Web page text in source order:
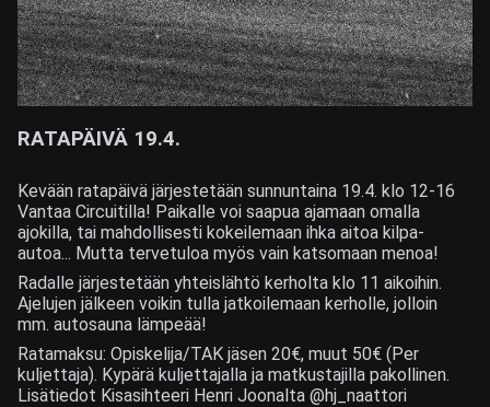
RATAPÄIVÄ 19.4.
Kevään ratapäivä järjestetään sunnuntaina 19.4. klo 12-16
Vantaa Circuitilla! Paikalle voi saapua ajamaan omalla
ajokilla, tai mahdollisesti kokeilemaan ihka aitoa kilpa-
autoa... Mutta tervetuloa myös vain katsomaan menoa!
Radalle järjestetään yhteislähtö kerholta klo 11 aikoihin.
Ajelujen jälkeen voikin tulla jatkoilemaan kerholle, jolloin
mm. autosauna lämpeää!
Ratamaksu: Opiskelija/TAK jäsen 20€, muut 50€ (Per
kuljettaja). Kypärä kuljettajalla ja matkustajilla pakollinen.
Lisätiedot Kisasihteeri Henri Joonalta @hj_naattori